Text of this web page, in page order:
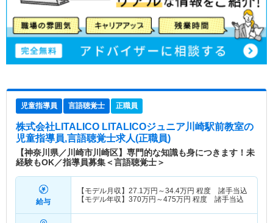
児童指導員 言語聴覚士 正職員
株式会社LITALICO LITALICOジュニア川崎駅前教室の
児童指導員,言語聴覚士求人(正職員)
【神奈川県／川崎市川崎区】専門的な知識も身につきます！未
経験もOK／指導員募集＜言語聴覚士＞
給与
【モデル月収】 27.1万円～34.4万円 程度 諸手当込
【モデル年収】 370万円～475万円 程度 諸手当込